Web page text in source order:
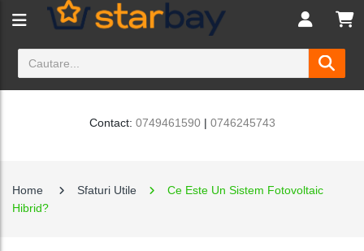
Contact: 0749461590| 0746245743
Home Sfaturi Utile
Ce Este Un Sistem Fotovoltaic
Hibrid?